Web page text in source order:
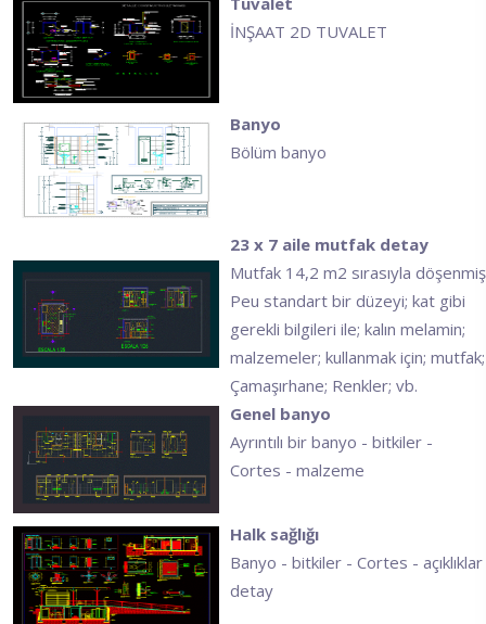
İNŞAAT 2D TUVALET
Banyo
Bölüm banyo
23 x 7 aile mutfak detay
Mutfak 14,2 m2 sırasıyla döşenmiş
Peu standart bir düzeyi; kat gibi
gerekli bilgileri ile; kalın melamin;
malzemeler; kullanmak için; mutfak;
Çamaşırhane; Renkler; vb.
Genel banyo
Ayrıntılı bir banyo - bitkiler -
Cortes - malzeme
Halk sağlığı
Banyo - bitkiler - Cortes - açıklıklar
detay